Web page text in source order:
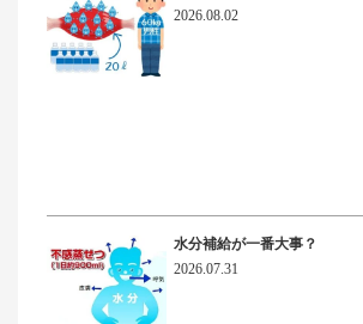
2026.08.02
水分補給が一番大事？
2026.07.31